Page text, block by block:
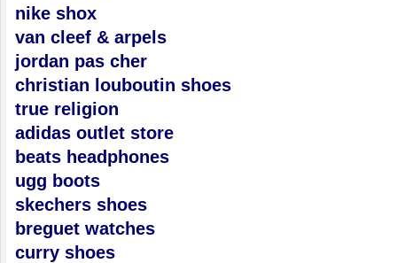
nike shox
van cleef & arpels
jordan pas cher
christian louboutin shoes
true religion
adidas outlet store
beats headphones
ugg boots
skechers shoes
breguet watches
curry shoes